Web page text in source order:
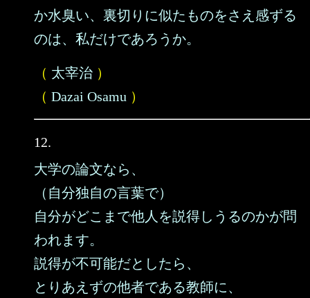
か水臭い、裏切りに似たものをさえ感ずる
のは、私だけであろうか。
（ 太宰治 ）
（ Dazai Osamu ）
12.
大学の論文なら、
（自分独自の言葉で）
自分がどこまで他人を説得しうるのかが問
われます。
説得が不可能だとしたら、
とりあえずの他者である教師に、